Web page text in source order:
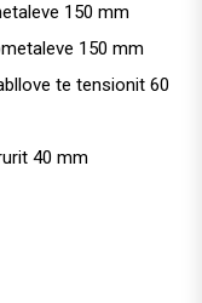
150 mm
150 mm
te tensionit 60
40 mm